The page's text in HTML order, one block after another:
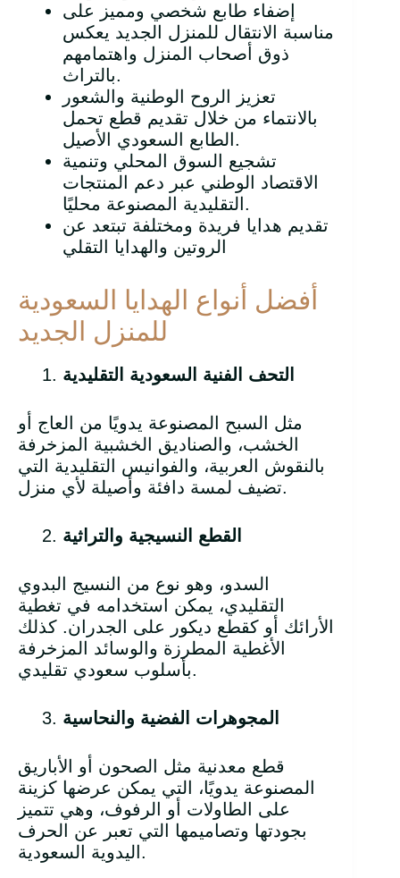
إضفاء طابع شخصي ومميز على
مناسبة الانتقال للمنزل الجديد يعكس
ذوق أصحاب المنزل واهتمامهم
بالتراث.
تعزيز الروح الوطنية والشعور
بالانتماء من خلال تقديم قطع تحمل
الطابع السعودي الأصيل.
تشجيع السوق المحلي وتنمية
الاقتصاد الوطني عبر دعم المنتجات
التقليدية المصنوعة محليًا.
تقديم هدايا فريدة ومختلفة تبتعد عن
الروتين والهدايا التقلي
أفضل أنواع الهدايا السعودية
للمنزل الجديد
التحف الفنية السعودية التقليدية
مثل السبح المصنوعة يدويًا من العاج أو
الخشب، والصناديق الخشبية المزخرفة
بالنقوش العربية، والفوانيس التقليدية التي
تضيف لمسة دافئة وأصيلة لأي منزل.
القطع النسيجية والتراثية
السدو، وهو نوع من النسيج البدوي
التقليدي، يمكن استخدامه في تغطية
الأرائك أو كقطع ديكور على الجدران. كذلك
الأغطية المطرزة والوسائد المزخرفة
بأسلوب سعودي تقليدي.
المجوهرات الفضية والنحاسية
قطع معدنية مثل الصحون أو الأباريق
المصنوعة يدويًا، التي يمكن عرضها كزينة
على الطاولات أو الرفوف، وهي تتميز
بجودتها وتصاميمها التي تعبر عن الحرف
اليدوية السعودية.